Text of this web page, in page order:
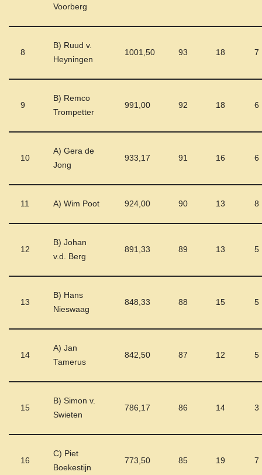
Voorberg
8
B) Ruud v.
Heyningen
1001,50 93 18 7
9
B) Remco
Trompetter
991,00 92 18 6
10
A) Gera de
Jong
933,17 91 16 6
11 A) Wim Poot 924,00 90 13 8
12
B) Johan
v.d. Berg
891,33 89 13 5
13
B) Hans
Nieswaag
848,33 88 15 5
14
A) Jan
Tamerus
842,50 87 12 5
15
B) Simon v.
Swieten
786,17 86 14 3
16
C) Piet
Boekestijn
773,50 85 19 7